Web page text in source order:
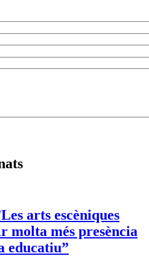
arts escèniques
molta més presència
educatiu”